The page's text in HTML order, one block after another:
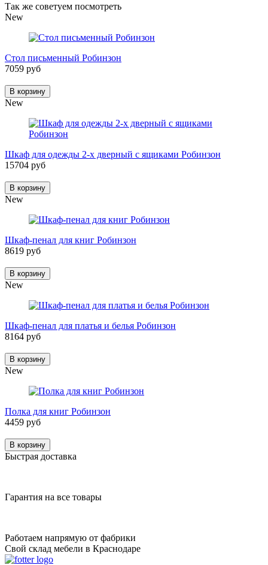
Так же советуем посмотреть
New
Стол письменный Робинзон
7059 руб
В корзину
New
Шкаф для одежды 2-х дверный с ящиками Робинзон
15704 руб
В корзину
New
Шкаф-пенал для книг Робинзон
8619 руб
В корзину
New
Шкаф-пенал для платья и белья Робинзон
8164 руб
В корзину
New
Полка для книг Робинзон
4459 руб
В корзину
Быстрая доставка
Гарантия на все товары
Работаем напрямую от фабрики
Свой склад мебели в Краснодаре